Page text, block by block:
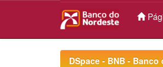
DSpace - BNB -